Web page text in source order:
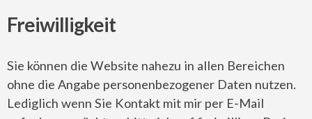
Freiwilligkeit
Sie können die Website nahezu in allen Bereichen
ohne die Angabe personenbezogener Daten nutzen.
Lediglich wenn Sie Kontakt mit mir per E-Mail